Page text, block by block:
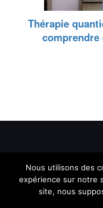
Thérapie
comprendre
Tous droits reservés -
Nous utilisons des
expérience sur notre
site, nous